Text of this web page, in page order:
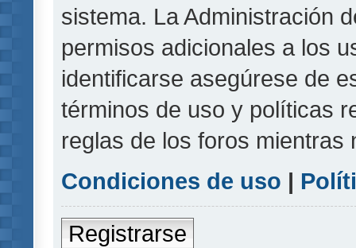
sistema. La Administración
permisos adicionales a los
identificarse asegúrese de
términos de uso y políticas
reglas de los foros mientras
Condiciones de uso |
Registrarse